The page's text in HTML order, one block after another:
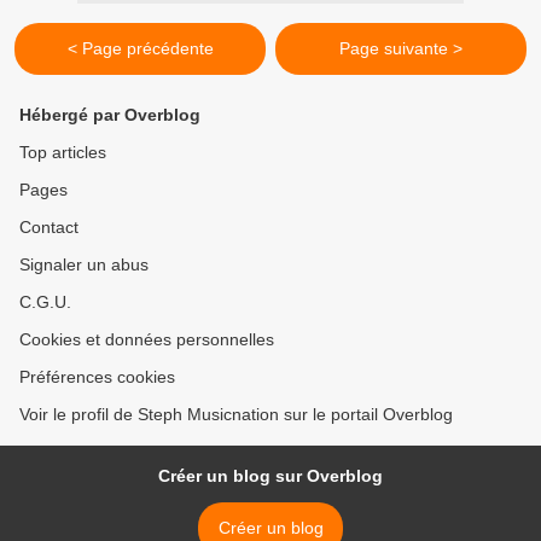
< Page précédente Page suivante >
Hébergé par Overblog
Top articles
Pages
Contact
Signaler un abus
C.G.U.
Cookies et données personnelles
Préférences cookies
Voir le profil de Steph Musicnation sur le portail Overblog
Créer un blog sur Overblog
Créer un blog